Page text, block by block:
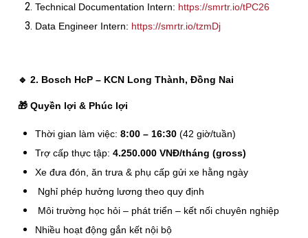
Technical Documentation Intern: https://smrtr.io/tPC26
Data Engineer Intern: https://smrtr.io/tzmDj
🔹 2. Bosch HcP – KCN Long Thành, Đồng Nai
🎁 Quyền lợi & Phúc lợi
Thời gian làm việc:8:00 – 16:30 (42 giờ/tuần)
Trợ cấp thực tập:4.250.000 VNĐ/tháng (gross)
Xe đưa đón, ăn trưa & phụ cấp gửi xe hằng ngày
Nghỉ phép hưởng lương theo quy định
Môi trường học hỏi – phát triển – kết nối chuyên nghiệp
Nhiều hoạt động gắn kết nội bộ